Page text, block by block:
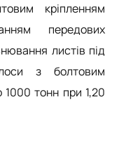
кріпленням
передових
листів під
з болтовим
1000 тонн при 1,20